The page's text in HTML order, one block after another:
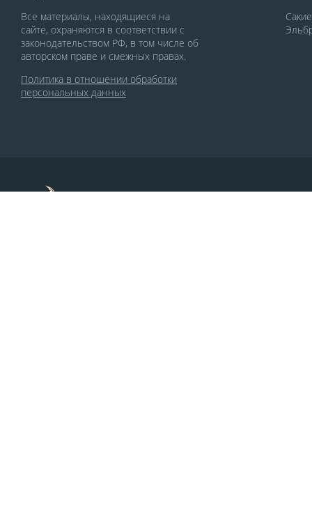
Все материалы, находящиеся на
сайте, охраняются в соответствии с
законодательством РФ, в том числе об
авторском праве и смежных правах.
Политика в отношении обработки
персональных данных